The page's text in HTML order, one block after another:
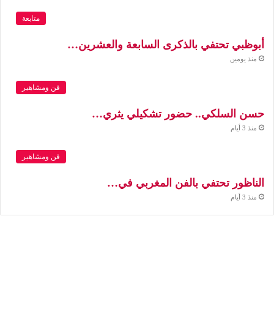
متابعة
أبوظبي تحتفي بالذكرى السابعة والعشرين…
منذ يومين
فن ومشاهير
حسن السلكي.. حضور تشكيلي يثري…
منذ 3 أيام
فن ومشاهير
الناظور تحتفي بالفن المغربي في…
منذ 3 أيام